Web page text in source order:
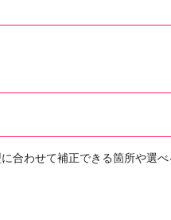
合わせて補正できる箇所や選